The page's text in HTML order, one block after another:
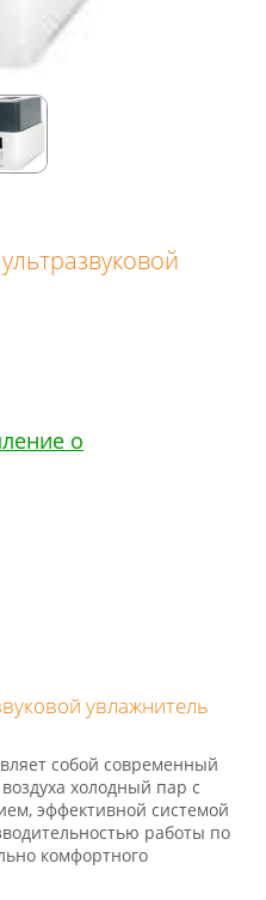
о
увлажнитель
собой современный
холодный пар с
эффективной системой
работы по
комфортного